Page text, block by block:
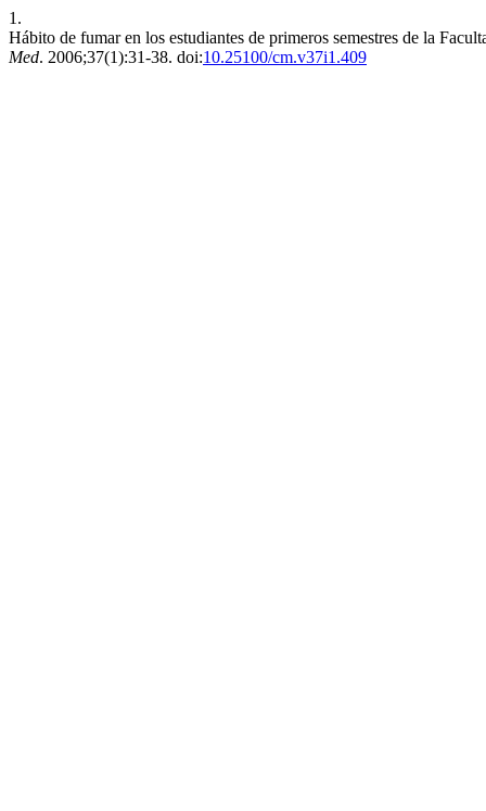
1.
Hábito de fumar en los estudiantes de primeros semestres de la
Med. 2006;37(1):31-38. doi:10.25100/cm.v37i1.409